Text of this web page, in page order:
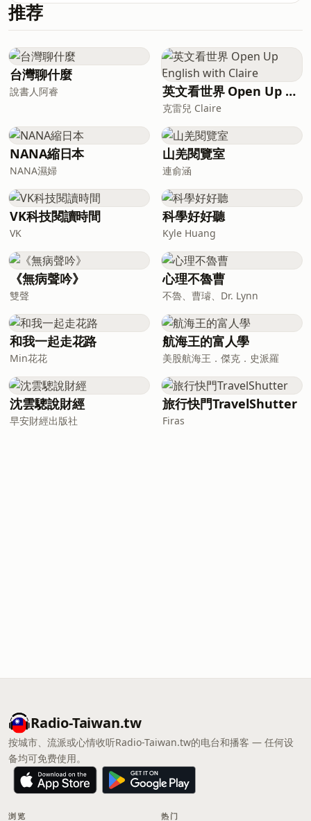
清素的秘密，帶你找回對現實生活的覺察
推荐
台灣聊什麼
說書人阿睿 英文看世界 Open Up English with Claire
克雷兒 Claire
NANA縮日本
NANA濕婦
山羌閱覽室
連俞涵
VK科技閱讀時間
VK
科學好好聽
Kyle Huang
《無病聲吟》
雙聲
心理不魯曹
不魯、曹璿、Dr. Lynn
和我一起走花路
Min花花
航海王的富人學
美股航海王．傑克．史派羅
沈雲驄說財經
早安財經出版社
旅行快門TravelShutter
Firas
Radio-Taiwan.tw
按城市、流派或心情收听Radio-Taiwan.tw的电台和播客 — 任何设
备均可免费使用。
浏览 热门